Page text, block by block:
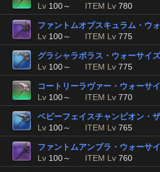
Lv 100～ ITEM Lv 780
ファントムオブスキュラム・ウ
Lv 100～ ITEM Lv 775
グラシャラボラス・ウォーサイズ
Lv 100～ ITEM Lv 775
コートリーラヴァー・ウォーサ
Lv 100～ ITEM Lv 770
ベビーフェイスチャンピオン・
Lv 100～ ITEM Lv 765
ファントムアンブラ・ウォーサ
Lv 100～ ITEM Lv 760